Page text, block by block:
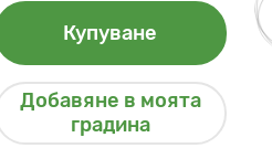
Купуване
Добавяне в моята
градина